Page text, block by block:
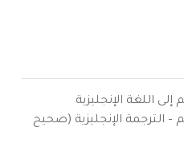
اللغة الإنجليزية
– الترجمة الإنجليزية (صحيح